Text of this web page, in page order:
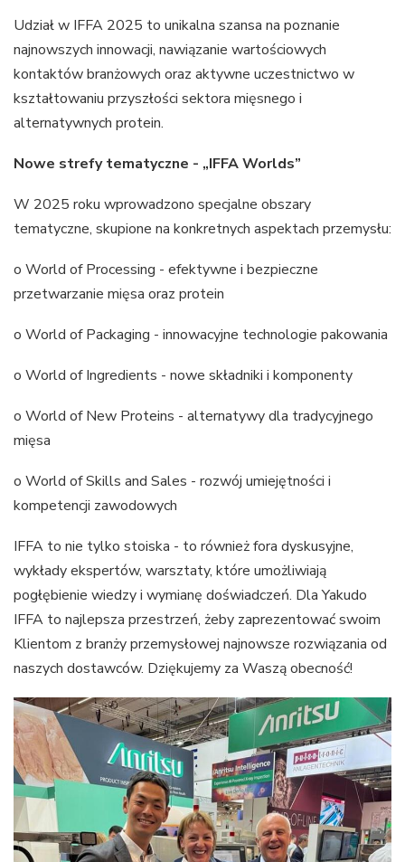
Udział w IFFA 2025 to unikalna szansa na poznanie
najnowszych innowacji, nawiązanie wartościowych
kontaktów branżowych oraz aktywne uczestnictwo w
kształtowaniu przyszłości sektora mięsnego i
alternatywnych protein.
Nowe strefy tematyczne - „IFFA Worlds”
W 2025 roku wprowadzono specjalne obszary
tematyczne, skupione na konkretnych aspektach przemysłu:
o World of Processing - efektywne i bezpieczne
przetwarzanie mięsa oraz protein
o World of Packaging - innowacyjne technologie pakowania
o World of Ingredients - nowe składniki i komponenty
o World of New Proteins - alternatywy dla tradycyjnego
mięsa
o World of Skills and Sales - rozwój umiejętności i
kompetencji zawodowych
IFFA to nie tylko stoiska - to również fora dyskusyjne,
wykłady ekspertów, warsztaty, które umożliwiają
pogłębienie wiedzy i wymianę doświadczeń. Dla Yakudo
IFFA to najlepsza przestrzeń, żeby zaprezentować swoim
Klientom z branży przemysłowej najnowsze rozwiązania od
naszych dostawców. Dziękujemy za Waszą obecność!